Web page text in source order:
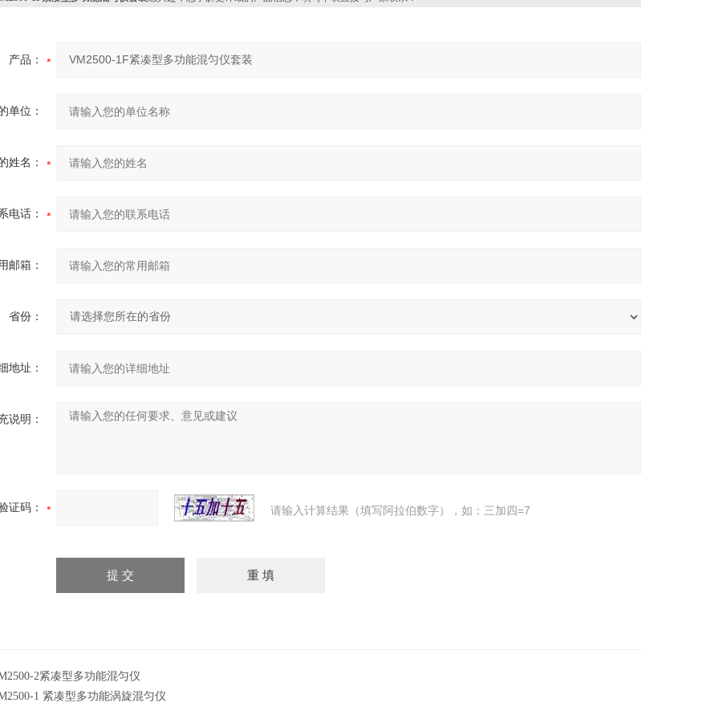
产品：
单位：
姓名：
电话：
邮箱：
省份：
地址：
说明：
证码： 请输入计算结果（填写阿拉伯数字），如：三加四=7
2紧凑型多功能混匀仪
1 紧凑型多功能涡旋混匀仪